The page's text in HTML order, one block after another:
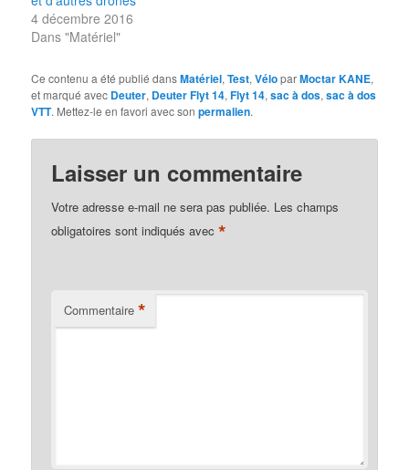
4 décembre 2016
Dans "Matériel"
Ce contenu a été publié dansMatériel,Test,VéloparMoctar KANE,
et marqué avec Deuter, Deuter Flyt 14,Flyt 14,sac à dos,sac à dos
VTT. Mettez-le en favori avec sonpermalien.
Laisser un commentaire
Votre adresse e-mail ne sera pas publiée. Les champs
obligatoires sont indiqués avec*
Commentaire *